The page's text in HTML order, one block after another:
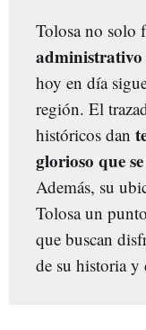
Tolosa no solo
administrativo
hoy en día
región. El
históricos dan
glorioso que
Además, su
Tolosa un
que buscan
de su historia y